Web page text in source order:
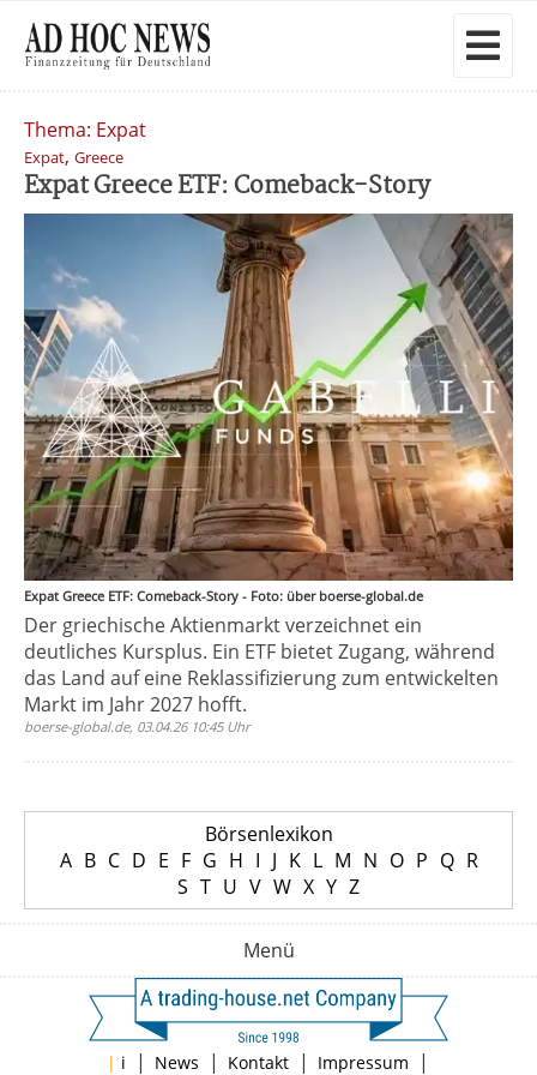
Thema: Expat
Expat, Greece
Expat Greece ETF: Comeback-Story
Expat Greece ETF: Comeback-Story - Foto: über boerse-global.de
Der griechische Aktienmarkt verzeichnet ein
deutliches Kursplus. Ein ETF bietet Zugang, während
das Land auf eine Reklassifizierung zum entwickelten
Markt im Jahr 2027 hofft.
boerse-global.de, 03.04.26 10:45 Uhr
Börsenlexikon
A B C D E F G H I J K L M N O P Q R
S T U V W X Y Z
Menü
| i | News | Kontakt | Impressum |